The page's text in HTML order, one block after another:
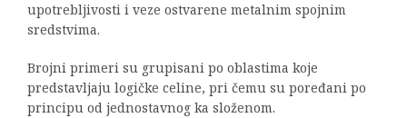
upotrebljivosti i veze ostvarene metalnim spojnim
sredstvima.
Brojni primeri su grupisani po oblastima koje
predstavljaju logičke celine, pri čemu su poređani po
principu od jednostavnog ka složenom.